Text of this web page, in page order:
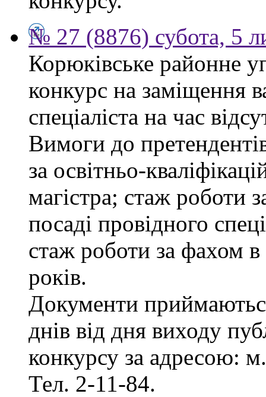
№ 27 (8876) субота, 5
Корюківське районне
конкурс на заміщення
спеціаліста на час
Вимоги до
за освітньо-
магістра; стаж роботи
посаді провідного
стаж роботи за фахом
років.
Документи
днів від дня виходу
конкурсу за адресою:
Тел. 2-11-84.